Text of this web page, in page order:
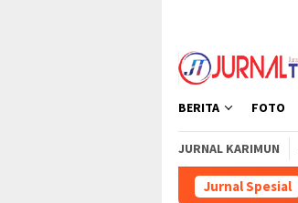
BERITA FOTO
JURNAL KARIMUN
Jurnal Spesial